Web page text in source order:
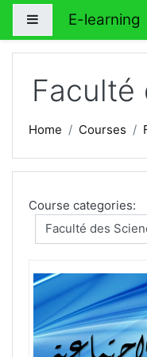
Skip to main content
Side panel
E-learning
Faculté
Home Courses
Course categories: